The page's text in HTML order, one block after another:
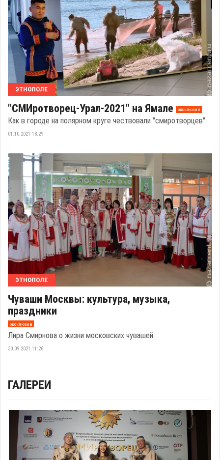
ЭТНОПОЛЕ
"СМИротворец-Урал-2021" на Ямале эксклюзив
Как в городе на полярном круге чествовали "смиротворцев"
01.10.2021 18:29
ЭТНОПОЛЕ
Чуваши Москвы: культура, музыка,
праздники
эксклюзив
Лира Смирнова о жизни московских чувашей
30.09.2021 11:26
ГАЛЕРЕИ